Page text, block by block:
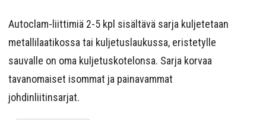
Autoclam-liittimiä 2-5 kpl sisältävä sarja kuljetetaan
metallilaatikossa tai kuljetuslaukussa, eristetylle
sauvalle on oma kuljetuskotelonsa. Sarja korvaa
tavanomaiset isommat ja painavammat
johdinliitinsarjat.